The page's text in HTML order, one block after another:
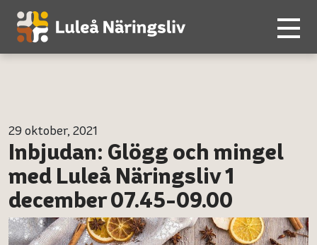
29 oktober, 2021
Inbjudan: Glögg och mingel
med Luleå Näringsliv 1
december 07.45-09.00